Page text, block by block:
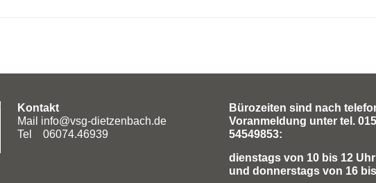
Kontakt
Mail info@vsg-dietzenbach.de
Tel 06074.46939
Bürozeiten sind nach
Voranmeldung unter tel.
54549853:
dienstags von 10 bis 12 Uhr
und donnerstags von 16